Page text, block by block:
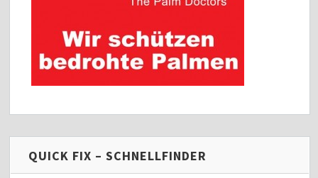
QUICK FIX – SCHNELLFINDER